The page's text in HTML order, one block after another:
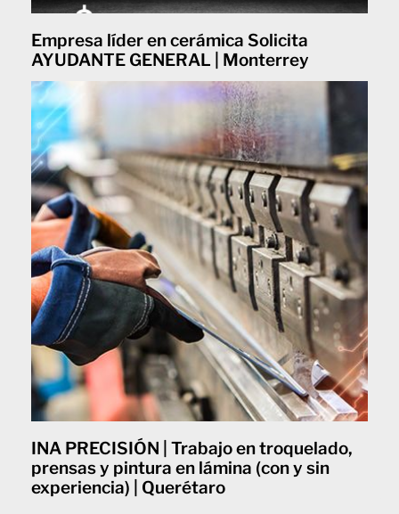
Empresa líder en cerámica Solicita
AYUDANTE GENERAL | Monterrey
INA PRECISIÓN | Trabajo en troquelado,
prensas y pintura en lámina (con y sin
experiencia) | Querétaro